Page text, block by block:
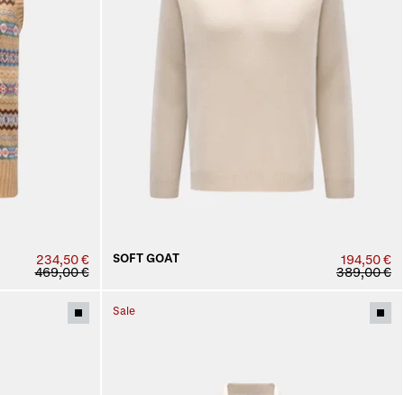
234,50 €
469,00 €
SOFT GOAT
194,50 €
389,00 €
Sale